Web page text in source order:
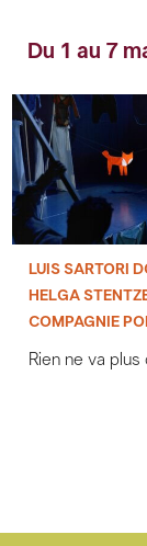
Du 1 au 7
LUIS SARTORI
HELGA
COMPAGNIE
Rien ne va